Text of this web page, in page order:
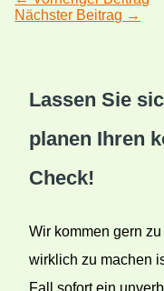
Nächster Beitrag →
Lassen Sie
planen Ihren
Check!
Wir kommen gern
wirklich zu machen
Fall sofort ein